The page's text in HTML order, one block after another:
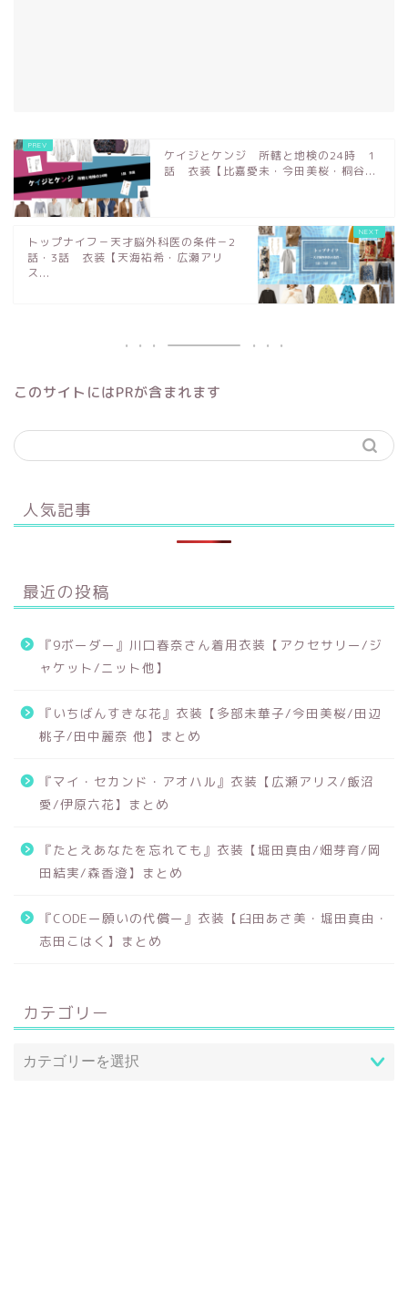
ケイジとケンジ 所轄と地検の24時 1
話 衣装【比嘉愛未・今田美桜・桐谷...
トップナイフ－天才脳外科医の条件－2
話・3話 衣装【天海祐希・広瀬アリ
ス...
このサイトにはPRが含まれます
人気記事
最近の投稿
『9ボーダー』川口春奈さん着用衣装【アクセサリー/ジ
ャケット/ニット他】
『いちばんすきな花』衣装【多部未華子/今田美桜/田辺
桃子/田中麗奈 他】まとめ
『マイ・セカンド・アオハル』衣装【広瀬アリス/飯沼
愛/伊原六花】まとめ
『たとえあなたを忘れても』衣装【堀田真由/畑芽育/岡
田結実/森香澄】まとめ
『CODEー願いの代償ー』衣装【臼田あさ美・堀田真由・
志田こはく】まとめ
カテゴリー